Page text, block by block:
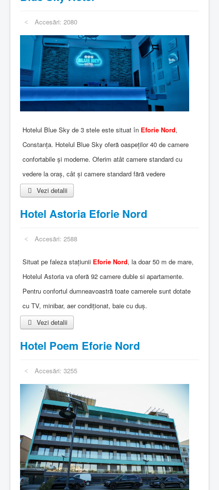
Accesări: 2080
Hotelul Blue Sky de 3 stele este situat în Eforie Nord,
Constanța. Hotelul Blue Sky oferă oaspeților 40 de camere
confortabile și moderne. Oferim atât camere standard cu
vedere la oraș, cât și camere standard fără vedere
Vezi detalii
Hotel Astoria Eforie Nord
Accesări: 2588
Situat pe faleza stațiunii Eforie Nord, la doar 50 m de mare,
Hotelul Astoria va oferă 92 camere duble si apartamente.
Pentru confortul dumneavoastră toate camerele sunt dotate
cu TV, minibar, aer condiționat, baie cu duș.
Vezi detalii
Hotel Poem Eforie Nord
Accesări: 3255